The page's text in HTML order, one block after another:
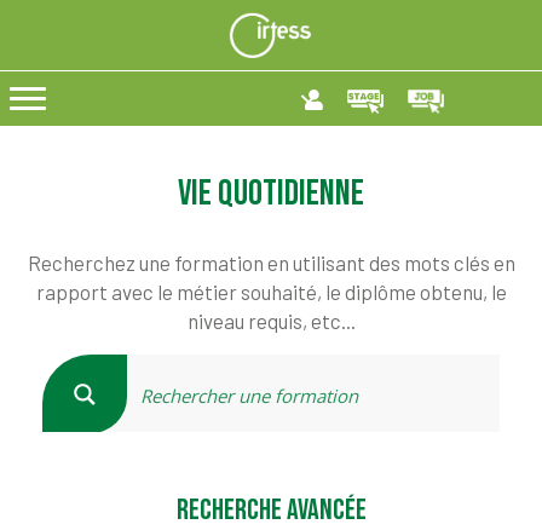
Vie quotidienne
Recherchez une formation en utilisant des mots clés en
rapport avec le métier souhaité, le diplôme obtenu, le
niveau requis, etc...
RECHERCHE AVANCÉE